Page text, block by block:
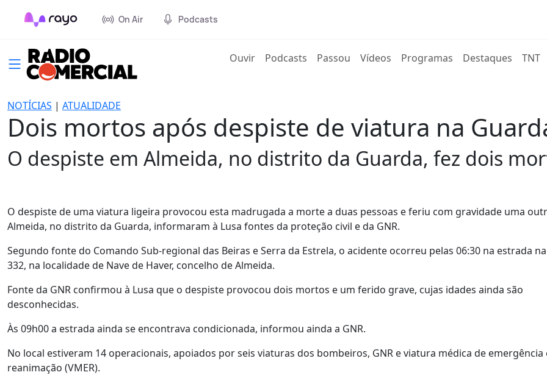
On Air Podcasts
Ouvir(current)
Podcasts Passou Vídeos Programas Destaques TNT
NOTÍCIAS | ATUALIDADE
Dois mortos após despiste de viatura na
O despiste em Almeida, no distrito da Guarda, fez dois
O despiste de uma viatura ligeira provocou esta madrugada a morte a duas pessoas e feriu com gravidade uma
Almeida, no distrito da Guarda, informaram à Lusa fontes da proteção civil e da GNR.
Segundo fonte do Comando Sub-regional das Beiras e Serra da Estrela, o acidente ocorreu pelas 06:30 na estrada
332, na localidade de Nave de Haver, concelho de Almeida.
Fonte da GNR confirmou à Lusa que o despiste provocou dois mortos e um ferido grave, cujas idades ainda são
desconhecidas.
Às 09h00 a estrada ainda se encontrava condicionada, informou ainda a GNR.
No local estiveram 14 operacionais, apoiados por seis viaturas dos bombeiros, GNR e viatura médica de emergência
reanimação (VMER).